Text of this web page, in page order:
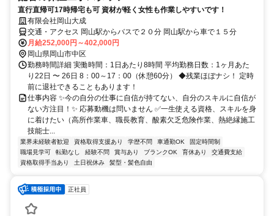
直行直帰可17時帰宅も可 資材が軽く女性も作業しやすいです！
有限会社岡山大成
交通・アクセス 岡山駅からバスで２０分 岡山駅から車で１５分
月給252,000円～402,000円
岡山県岡山市中区
勤務時間詳細 実働時間：1日あたり8時間 平均勤務日数：1ヶ月あた
り22日 〜 26日 8：00～17：00（休憩60分） ◆残業ほぼナシ！ 定時
前に退社できることもあります！
仕事内容 ✨今の自分の仕事に自信が持てない、自分のスキルに自信が
ない方注目！✨ 応募動機は問いません ✅一生使える資格、スキルを身
に着けたい（高所作業車、職長教育、酸素欠乏危険作業、熱絶縁施工
技能士...
業界未経験者歓迎 資格取得支援あり 学歴不問 車通勤OK
固定時間制
職場見学可
転勤なし 経験不問 賞与あり ブランクOK 育休あり
交通費支給
資格取得手当あり
土日祝休み 髪型・髪色自由
正社員